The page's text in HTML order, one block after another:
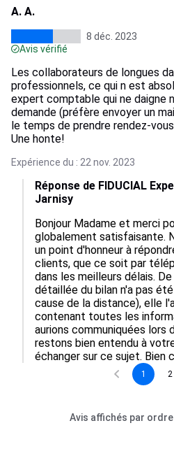
A. A.
8 déc. 2023
Avis vérifié
Les collaborateurs de longues
professionnels, ce qui n est
expert comptable qui ne daigne
demande (préfère envoyer un
le temps de prendre rendez-
Une honte!
Expérience du : 22 nov. 2023
Réponse de FIDUCIAL
Jarnisy
Bonjour Madame et merci
globalement satisfaisante.
un point d'honneur à
clients, que ce soit par
dans les meilleurs délais.
détaillée du bilan n'a pas
cause de la distance), elle
contenant toutes les
aurions communiquées lors
restons bien entendu à
échanger sur ce sujet. Bien
1 2
Avis affichés par